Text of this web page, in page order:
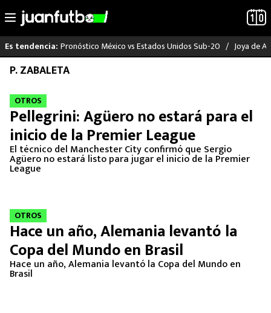
Saltar
contenido
Es tendencia: Pronóstico México vs Estados Unidos Sub-20 Joya de
LO ÚLTIMO
LIGA MX
RAYADOS
PUMAS
SELECCIÓN MEXICANA
FUTBOL INTERNACIONAL
MEXICANOS EN EL EXTRANJERO
P. ZABALETA
OTROS
Pellegrini: Agüero no estará para el
inicio de la Premier League
El técnico del Manchester City confirmó que Sergio
Agüero no estará listo para jugar el inicio de la Premier
League
OTROS
Hace un año, Alemania levantó la
Copa del Mundo en Brasil
Hace un año, Alemania levantó la Copa del Mundo en
Brasil